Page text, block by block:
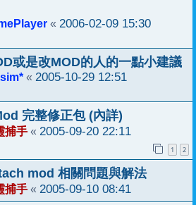
« 2006-02-09 15:30
或是改MOD的人的一點小建議
« 2005-10-29 12:51
完整修正包 (內詳)
捕手 « 2005-09-20 22:11
1 2
mod 相關問題與解法
捕手 « 2005-09-10 08:41